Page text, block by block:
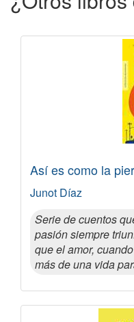
Así es como la
Junot Díaz
Serie de cuentos
pasión siempre
que el amor,
más de una vida